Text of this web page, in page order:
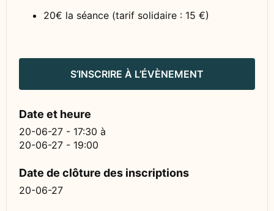
20€ la séance (tarif solidaire : 15 €)
S’INSCRIRE À L’ÉVÈNEMENT
Date et heure
20-06-27 - 17:30 à
20-06-27 - 19:00
Date de clôture des inscriptions
20-06-27